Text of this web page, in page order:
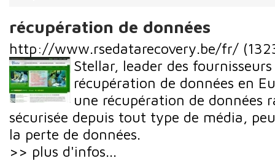
récupération de données
http://www.rsedatarecovery.be/fr/
Stellar, leader des
récupération de données en
une récupération de données
sécurisée depuis tout type de média,
la perte de données.
>> plus d'infos...